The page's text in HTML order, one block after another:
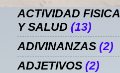
ACTIVIDAD FISICA
Y SALUD (13)
ADIVINANZAS (2)
ADJETIVOS (2)